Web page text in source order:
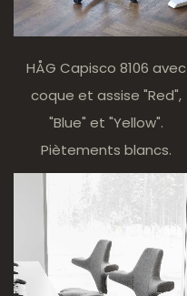
HÅG Capisco 8106 avec
coque et assise "Red",
"Blue" et "Yellow".
Piètements blancs.